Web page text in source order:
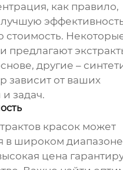
как правило,
стоимость.
предлагают
другие –
зависит от ваших
задач.
красок может
в широком
цена